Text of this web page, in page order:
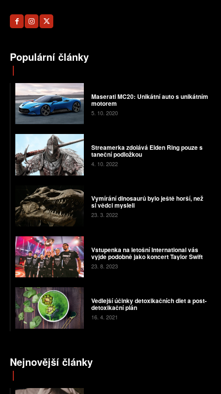
Populární články
Maserati MC20: Unikátní auto s unikátním
motorem
5. 10. 2020
Streamerka zdolává Elden Ring pouze s
taneční podložkou
4. 10. 2022
Vymírání dinosaurů bylo ještě horší, než
si vědci mysleli
23. 3. 2022
Vstupenka na letošní International vás
vyjde podobně jako koncert Taylor Swift
23. 8. 2023
Vedlejší účinky detoxikačních diet a post-
detoxikační plán
16. 4. 2021
Nejnovější články